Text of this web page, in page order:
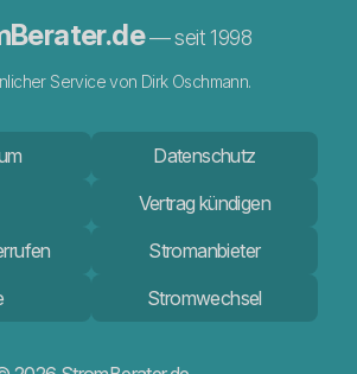
— seit 1998
Service von Dirk Oschmann.
Datenschutz
Vertrag kündigen
Stromanbieter
Stromwechsel